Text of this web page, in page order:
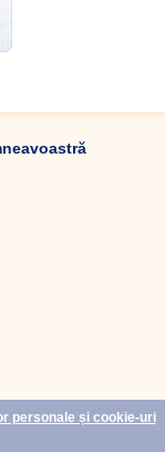
personale și cookie-uri